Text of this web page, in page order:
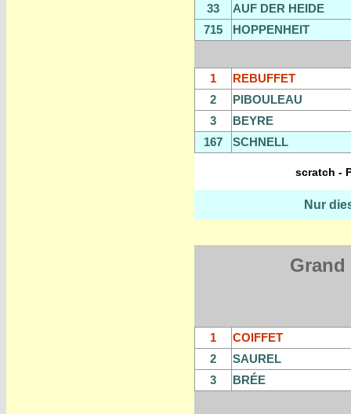
33
AUF DER HEIDE
715
HOPPENHEIT
1
REBUFFET
2
PIBOULEAU
3
BEYRE
167
SCHNELL
scratch -
Nur
1
COIFFET
2
SAUREL
3
BRÉE